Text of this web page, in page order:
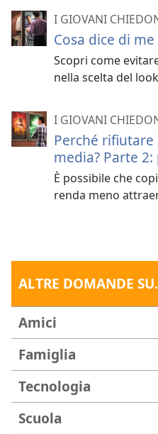
I GIOVANI
Cosa dice di
Scopri come
nella scelta del
I GIOVANI
Perché
media? Parte
È possibile che
renda meno
ALTRE DOMANDE
Amici
Famiglia
Tecnologia
Scuola